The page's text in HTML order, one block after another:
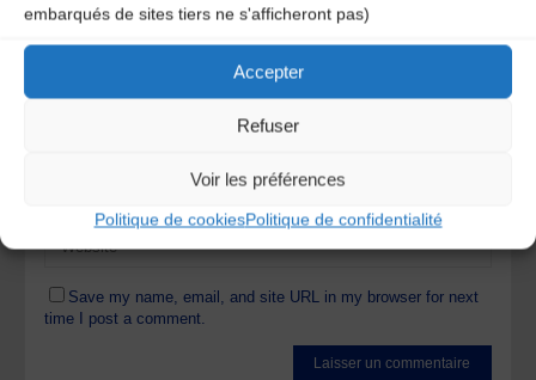
embarqués de sites tiers ne s'afficheront pas)
Accepter
Refuser
Voir les préférences
Politique de cookiesPolitique de confidentialité
Save my name, email, and site URL in my browser for next
time I post a comment.